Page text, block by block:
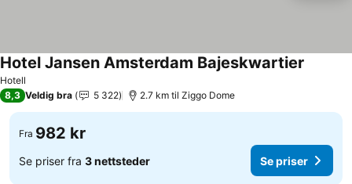
Hotell
Hotel Jansen Amsterdam Bajeskwartier
8,3 Veldig bra 5 322 2.7 km til Ziggo Dome
Fra 982 kr
Se priser fra 3 nettsteder Se priser